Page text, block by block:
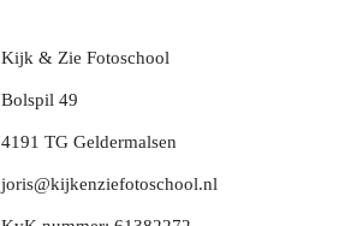
Kijk & Zie Fotoschool
Bolspil 49
4191 TG Geldermalsen
joris@kijkenziefotoschool.nl